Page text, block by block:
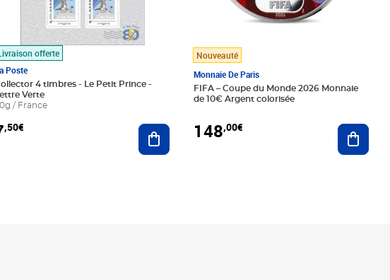
panier
offerte
Poste
4 timbres - Le Petit Prince -
Verte
/ France
,50€ Ajouter au panier
Nouveauté
Monnaie De Paris
FIFA – Coupe du Monde 2026 Monnaie
de 10€ Argent colorisée
148,00€